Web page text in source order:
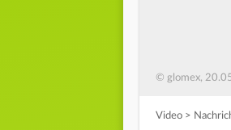
© glomex,
Video >